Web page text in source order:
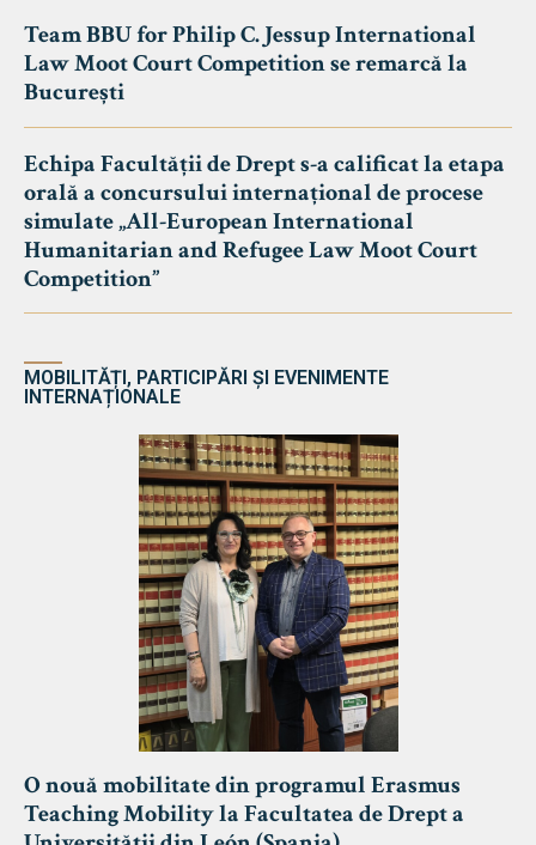
Team BBU for Philip C. Jessup International
Law Moot Court Competition se remarcă la
București
Echipa Facultății de Drept s-a calificat la etapa
orală a concursului internațional de procese
simulate „All-European International
Humanitarian and Refugee Law Moot Court
Competition”
MOBILITĂȚI, PARTICIPĂRI ȘI EVENIMENTE
INTERNAȚIONALE
O nouă mobilitate din programul Erasmus
Teaching Mobility la Facultatea de Drept a